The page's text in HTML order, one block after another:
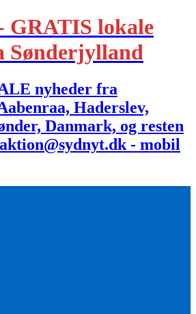
GRATIS lokale
Sønderjylland
nyheder fra
Haderslev,
Danmark, og resten
- mobil